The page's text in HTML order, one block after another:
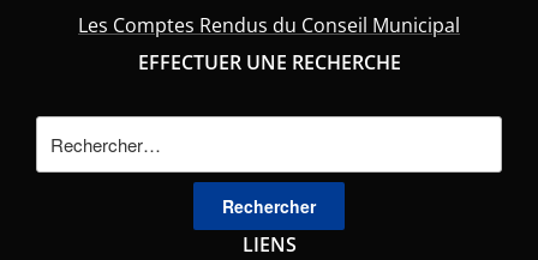
Les Comptes Rendus du Conseil Municipal
EFFECTUER UNE RECHERCHE
LIENS